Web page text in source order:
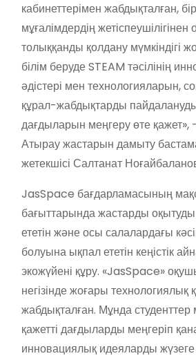
кабинеттерімен жабдықталған,
мұғалімдердің
толыққанды қолдану мүмкіндігі
білім беруде STEAM тәсілінің
әдістері мен технологияларын,
құрал-жабдықтарды
дағдыларын меңгеру өте
Атырау жастарын дамыту
жетекшісі Салтанат
JasSpace бағдарламасының
бағыттарында жастарды
ететін және осы салалардағы
болуына ықпал ететін кеңістік
экожүйені құру. «JasSpace»
негізінде жоғары технологиялық
жабдықталған. Мұнда
қажетті дағдыларды меңгеріп
инновациялық идеяларды